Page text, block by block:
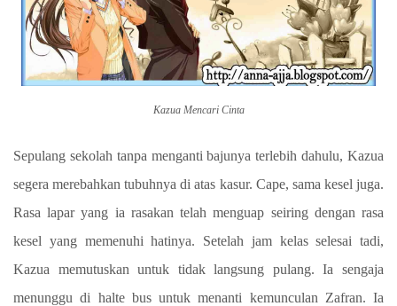
Kazua Mencari Cinta
Sepulang sekolah tanpa menganti bajunya terlebih dahulu, Kazua
segera merebahkan tubuhnya di atas kasur. Cape, sama kesel juga.
Rasa lapar yang ia rasakan telah menguap seiring dengan rasa
kesel yang memenuhi hatinya. Setelah jam kelas selesai tadi,
Kazua memutuskan untuk tidak langsung pulang. Ia sengaja
menunggu di halte bus untuk menanti kemunculan Zafran. Ia